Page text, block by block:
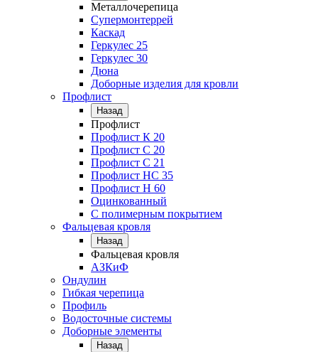
Металлочерепица
Супермонтеррей
Каскад
Геркулес 25
Геркулес 30
Дюна
Доборные изделия для кровли
Профлист
Назад
Профлист
Профлист К 20
Профлист С 20
Профлист C 21
Профлист НС 35
Профлист Н 60
Оцинкованный
С полимерным покрытием
Фальцевая кровля
Назад
Фальцевая кровля
АЗКиФ
Ондулин
Гибкая черепица
Профиль
Водосточные системы
Доборные элементы
Назад